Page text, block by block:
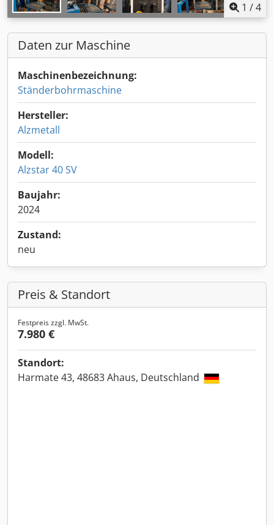
1 /4
Daten zur Maschine
Maschinenbezeichnung:
Ständerbohrmaschine
Hersteller:
Alzmetall
Modell:
Alzstar 40 SV
Baujahr:
2024
Zustand:
neu
Preis & Standort
Festpreis zzgl. MwSt.
7.980 €
Standort:
Harmate 43, 48683 Ahaus, Deutschland